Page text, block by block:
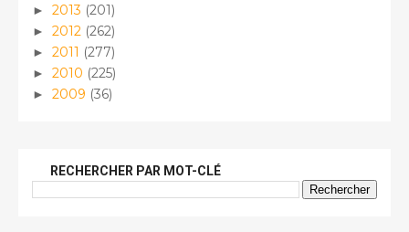
► 2013 (201)
► 2012 (262)
► 2011 (277)
► 2010 (225)
► 2009 (36)
RECHERCHER PAR MOT-CLÉ